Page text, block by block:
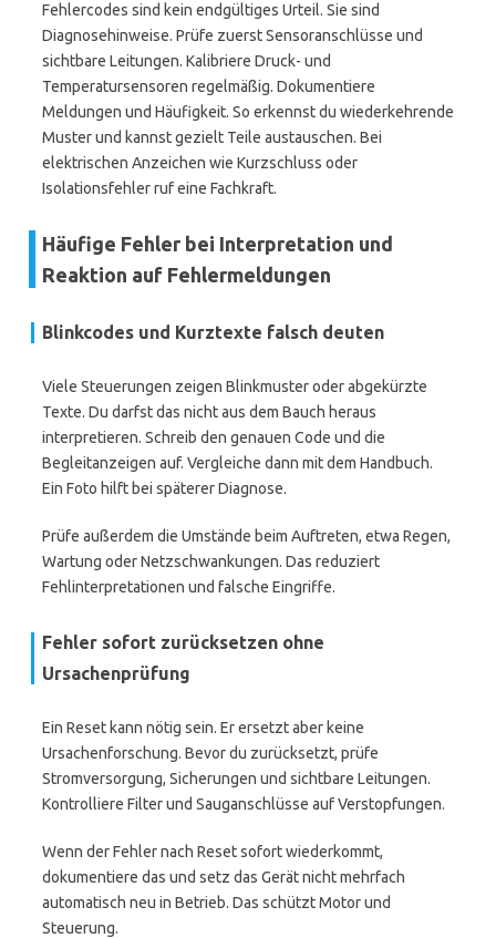
Fehlercodes sind kein endgültiges Urteil. Sie sind
Diagnosehinweise. Prüfe zuerst Sensoranschlüsse und
sichtbare Leitungen. Kalibriere Druck- und
Temperatursensoren regelmäßig. Dokumentiere
Meldungen und Häufigkeit. So erkennst du wiederkehrende
Muster und kannst gezielt Teile austauschen. Bei
elektrischen Anzeichen wie Kurzschluss oder
Isolationsfehler ruf eine Fachkraft.
Häufige Fehler bei Interpretation und
Reaktion auf Fehlermeldungen
Blinkcodes und Kurztexte falsch deuten
Viele Steuerungen zeigen Blinkmuster oder abgekürzte
Texte. Du darfst das nicht aus dem Bauch heraus
interpretieren. Schreib den genauen Code und die
Begleitanzeigen auf. Vergleiche dann mit dem Handbuch.
Ein Foto hilft bei späterer Diagnose.
Prüfe außerdem die Umstände beim Auftreten, etwa Regen,
Wartung oder Netzschwankungen. Das reduziert
Fehlinterpretationen und falsche Eingriffe.
Fehler sofort zurücksetzen ohne
Ursachenprüfung
Ein Reset kann nötig sein. Er ersetzt aber keine
Ursachenforschung. Bevor du zurücksetzt, prüfe
Stromversorgung, Sicherungen und sichtbare Leitungen.
Kontrolliere Filter und Sauganschlüsse auf Verstopfungen.
Wenn der Fehler nach Reset sofort wiederkommt,
dokumentiere das und setz das Gerät nicht mehrfach
automatisch neu in Betrieb. Das schützt Motor und
Steuerung.